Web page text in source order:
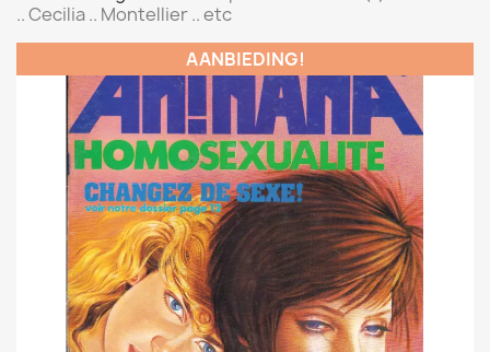
.. Cecilia .. Montellier .. etc
AANBIEDING!